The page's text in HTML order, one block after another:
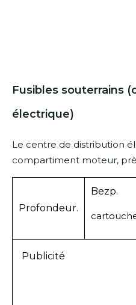
Fusibles souterrains
électrique)
Le centre de distribution
compartiment moteur,
Profondeur.
Bezp.
Publicité